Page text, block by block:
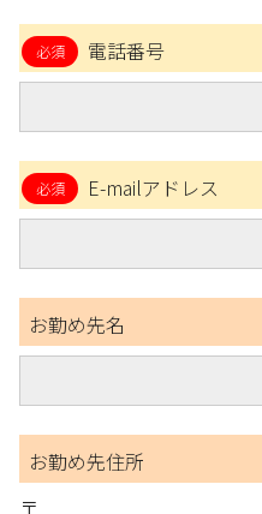
電話番号
E-mailアドレス
お勤め先名
お勤め先住所
〒